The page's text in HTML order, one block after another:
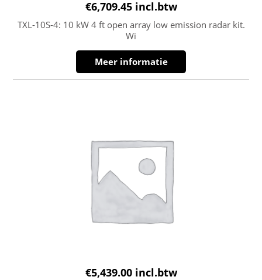
€6,709.45 incl.btw
TXL-10S-4: 10 kW 4 ft open array low emission radar kit.
Wi
Meer informatie
€5,439.00 incl.btw